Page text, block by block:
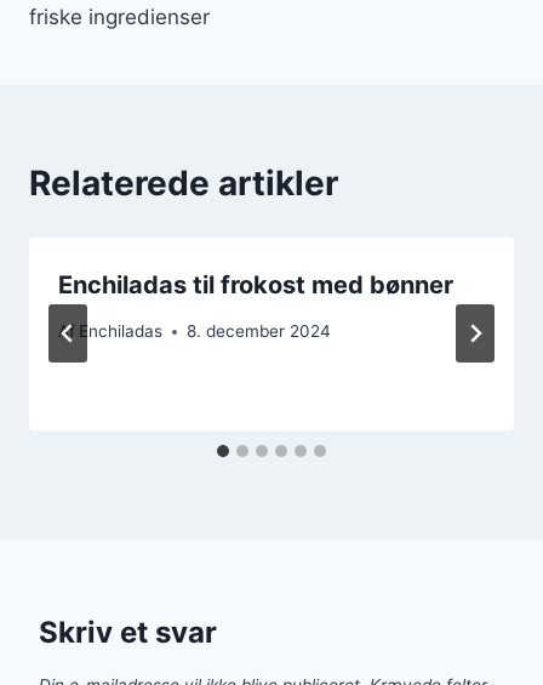
friske ingredienser
Relaterede artikler
Enchiladas til frokost med bønner
Af Enchiladas 8. december 2024
Skriv et svar